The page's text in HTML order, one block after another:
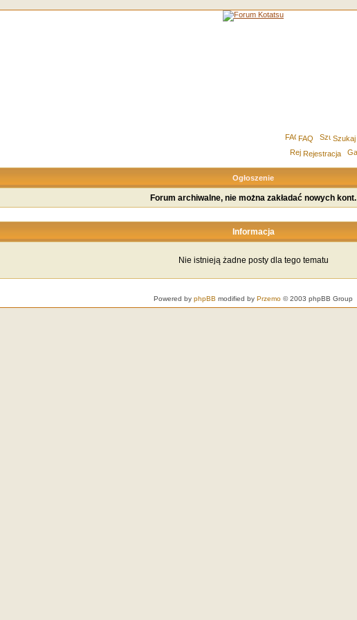
FAQ Szukaj
Rejestracja
Ogłoszenie
Forum archiwalne, nie można zakładać nowych kont.
Informacja
Nie istnieją żadne posty dla tego tematu
Powered by phpBB modified by Przemo © 2003 phpBB Group